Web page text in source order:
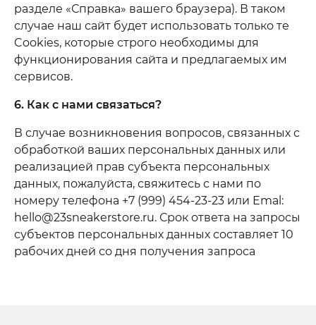
разделе «Справка» вашего браузера). В таком
случае наш сайт будет использовать только те
Cookies, которые строго необходимы для
функционирования сайта и предлагаемых им
сервисов.
6. Как с нами связаться?
В случае возникновения вопросов, связанных с
обработкой ваших персональных данных или
реализацией прав субъекта персональных
данных, пожалуйста, свяжитесь с нами по
номеру телефона +7 (999) 454-23-23 или Emal:
hello@23sneakerstore.ru. Срок ответа на запросы
субъектов персональных данных составляет 10
рабочих дней со дня получения запроса